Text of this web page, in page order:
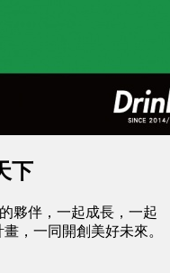
下
夥伴，一起成長，一起
，一同開創美好未來。